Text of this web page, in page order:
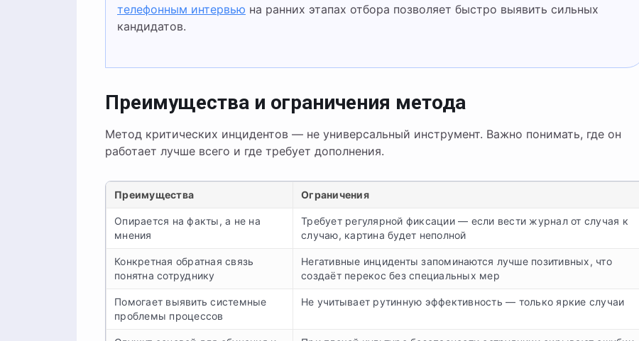
телефонным интервью на ранних этапах отбора позволяет быстро выявить сильных
кандидатов.
Преимущества и ограничения метода
Метод критических инцидентов — не универсальный инструмент. Важно понимать, где он
работает лучше всего и где требует дополнения.
Преимущества Ограничения
Опирается на факты, а не на
мнения
Требует регулярной фиксации — если вести журнал от случая к
случаю, картина будет неполной
Конкретная обратная связь
понятна сотруднику
Негативные инциденты запоминаются лучше позитивных, что
создаёт перекос без специальных мер
Помогает выявить системные
проблемы процессов
Не учитывает рутинную эффективность — только яркие случаи